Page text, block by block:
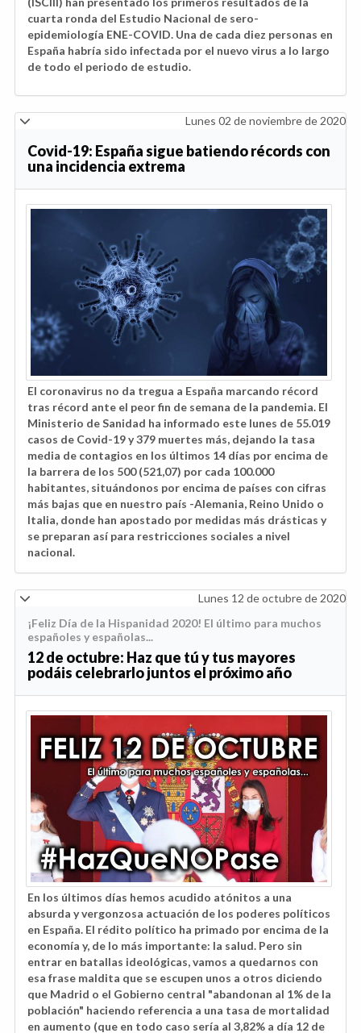
cuarta ronda del Estudio Nacional de sero-
epidemiología ENE-COVID. Una de cada diez personas en
España habría sido infectada por el nuevo virus a lo largo
de todo el periodo de estudio.
Lunes 02 de noviembre de 2020
Covid-19: España sigue batiendo récords con
una incidencia extrema
El coronavirus no da tregua a España marcando récord
tras récord ante el peor fin de semana de la pandemia. El
Ministerio de Sanidad ha informado este lunes de 55.019
casos de Covid-19 y 379 muertes más, dejando la tasa
media de contagios en los últimos 14 días por encima de
la barrera de los 500 (521,07) por cada 100.000
habitantes, situándonos por encima de países con cifras
más bajas que en nuestro país -Alemania, Reino Unido o
Italia, donde han apostado por medidas más drásticas y
se preparan así para restricciones sociales a nivel
nacional.
Lunes 12 de octubre de 2020
¡Feliz Día de la Hispanidad 2020! El último para muchos
españoles y españolas...
12 de octubre: Haz que tú y tus mayores
podáis celebrarlo juntos el próximo año
En los últimos días hemos acudido atónitos a una
absurda y vergonzosa actuación de los poderes políticos
en España. El rédito político ha primado por encima de la
economía y, de lo más importante: la salud. Pero sin
entrar en batallas ideológicas, vamos a quedarnos con
esa frase maldita que se escupen unos a otros diciendo
que Madrid o el Gobierno central "abandonan al 1% de la
población" haciendo referencia a una tasa de mortalidad
en aumento (que en todo caso sería al 3,82% a día 12 de